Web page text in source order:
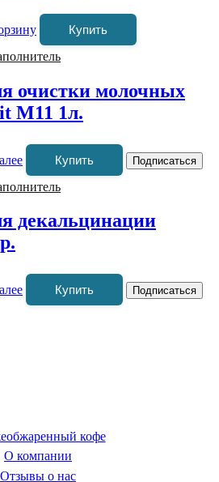
Купить
очистки молочных
M11 1л.
Купить Подписаться
декальцинации
Купить Подписаться
кофе
О компании
Отзывы о нас